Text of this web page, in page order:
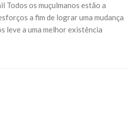
Todos os muçulmanos estão a
a fim de lograr uma mudança
leve a uma melhor existência